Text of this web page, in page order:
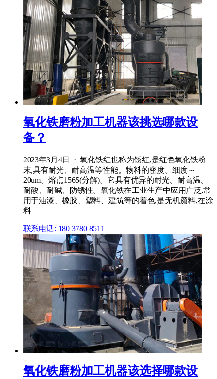
氧化铁磨粉加工机器该挑选哪款设
备？
2023年3月4日 · 氧化铁红也称为锈红,是红色氧化铁粉
末,具有耐光、耐高温等性能。物料的密度。细度～
20um。熔点1565(分解)。它具有优异的耐光、耐高温、
耐酸、耐碱、防锈性。氧化铁在工业生产中应用广泛,常
用于油漆、橡胶、塑料、建筑等的着色,是无机颜料,在涂
料
联系电话: 180 3780 8511
氧化铁磨粉加工机器该选择哪款设